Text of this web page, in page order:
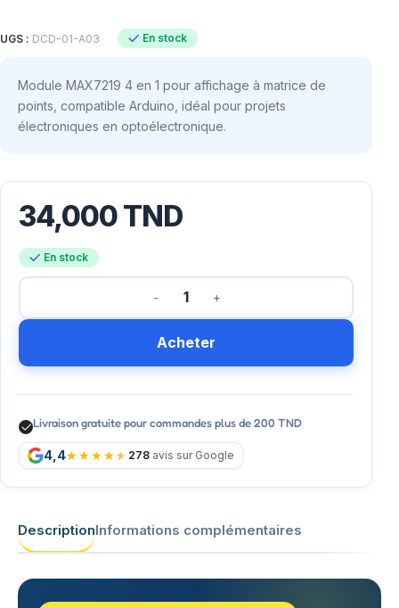
UGS : DCD-01-A03 En stock
Module MAX7219 4 en 1 pour affichage à matrice de
points, compatible Arduino, idéal pour projets
électroniques en optoélectronique.
34,000TND
En stock
Acheter
Livraison gratuite pour commandes plus de 200 TND
4,4 278 avis sur Google
DescriptionInformations complémentaires